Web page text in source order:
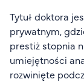
Tytuł doktora
prywatnym,
prestiż stopnia
umiejętności
rozwinięte